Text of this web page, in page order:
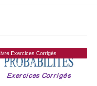
Livre Exercices Corrigés
Probabilités PDF